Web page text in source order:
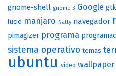
gnome-shell gnome 3 Google gtk
lucid manjaro Natty navegador
pimagizer programa
sistema operativo temas
ubuntu video wallpaper